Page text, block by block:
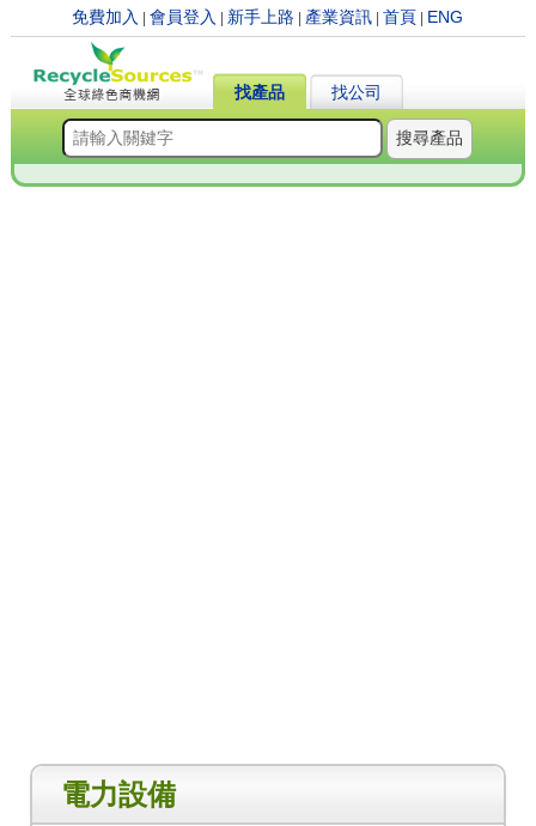
免費加入 |會員登入 新手上路 產業資訊 |首頁 ENG
找產品 找公司
搜尋產品
電力設備